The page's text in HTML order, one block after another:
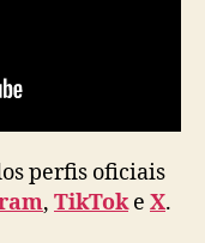
perfis oficiais
, TikToke X.